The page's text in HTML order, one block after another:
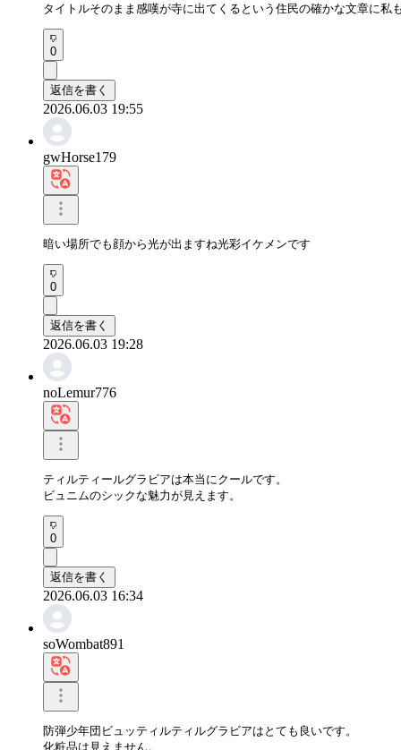
タイトルそのまま感嘆が寺に出てくるという住民の確かな文章に
0
返信を書く
2026.06.03 19:55
gwHorse179
暗い場所でも顔から光が出ますね光彩イケメンです
0
返信を書く
2026.06.03 19:28
noLemur776
ティルティールグラビアは本当にクールです。
ビュニムのシックな魅力が見えます。
0
返信を書く
2026.06.03 16:34
soWombat891
防弾少年団ビュッティルティルグラビアはとても良いです。
化粧品は見えません。